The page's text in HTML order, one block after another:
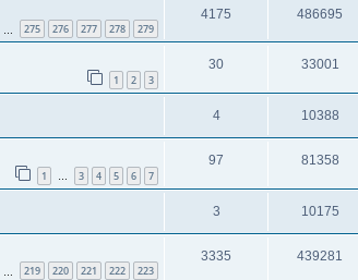
275 276 277 278 279
4175 486695
1 2 3
30 33001
4 10388
1 … 3 4 5 6 7
97 81358
3 10175
219 220 221 222 223
3335 439281